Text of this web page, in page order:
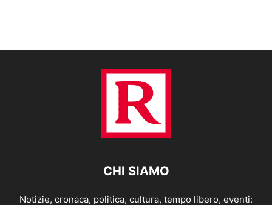
CHI SIAMO
Notizie, cronaca, politica, cultura, tempo libero, eventi: